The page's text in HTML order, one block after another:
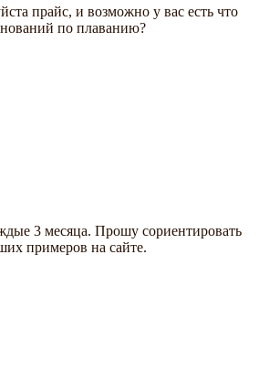
прайс, и возможно у вас есть что
по плаванию?
3 месяца. Прошу сориентировать
примеров на сайте.